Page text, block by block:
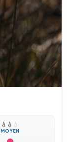
💧 💧 💧
MOYEN